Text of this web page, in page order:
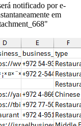
notificado por e-
em